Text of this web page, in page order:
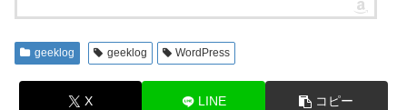
geeklog geeklog WordPress
X LINE コピー